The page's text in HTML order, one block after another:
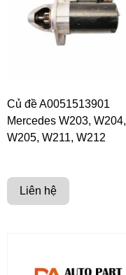
Củ đề A0051513901
Mercedes W203, W204,
W205, W211, W212
Liên hệ